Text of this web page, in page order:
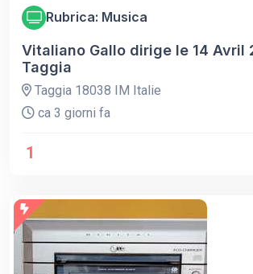
Rubrica: Musica
Vitaliano Gallo dirige le 14 Avril
Taggia
Taggia 18038 IM Italie
ca 3 giorni fa
1